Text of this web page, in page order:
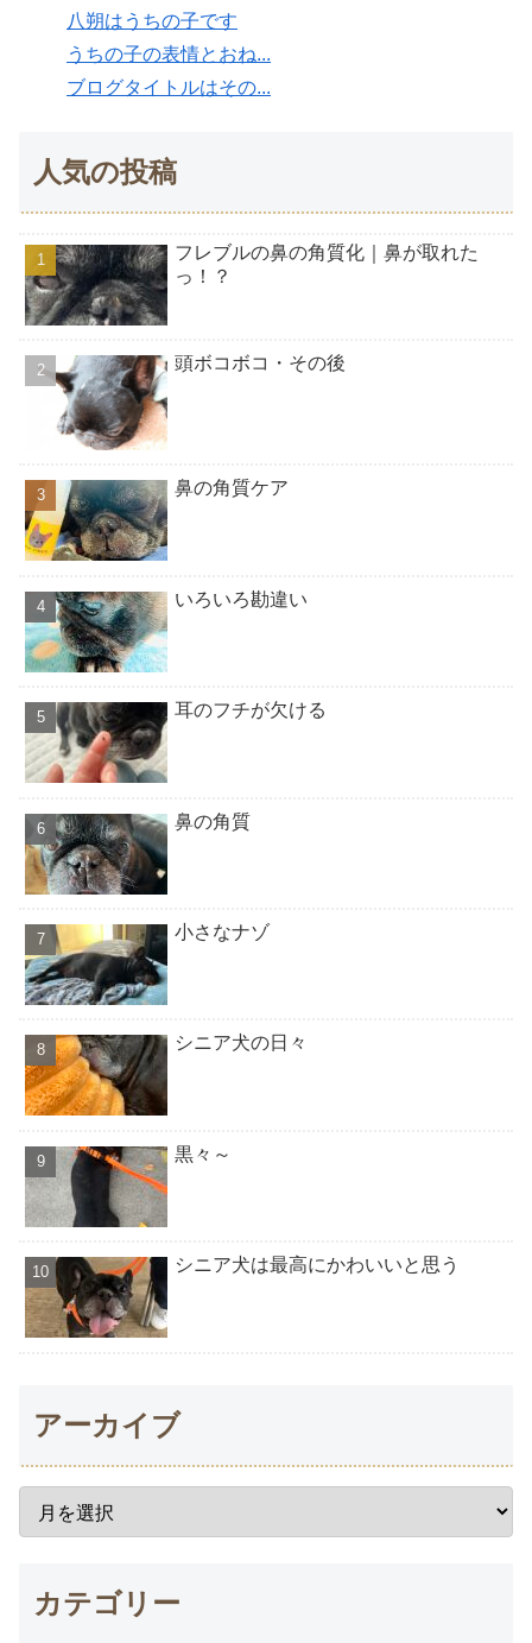
八朔はうちの子です
うちの子の表情とおね...
ブログタイトルはその...
人気の投稿
フレブルの鼻の角質化｜鼻が取れた
っ！？
頭ボコボコ・その後
鼻の角質ケア
いろいろ勘違い
耳のフチが欠ける
鼻の角質
小さなナゾ
シニア犬の日々
黒々～
シニア犬は最高にかわいいと思う
アーカイブ
カテゴリー